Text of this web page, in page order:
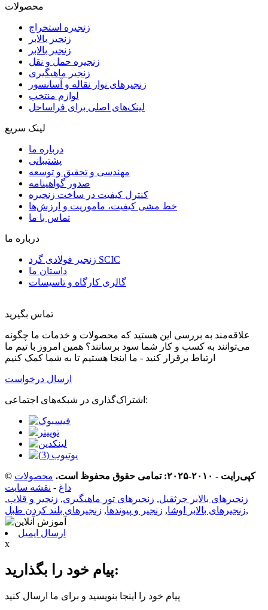
محصولات
زنجیره استخراج
زنجیر بالابر
زنجیر بالابر
زنجیره حمل و نقل
زنجیر ماهیگیری
زنجیرهای نوار نقاله و آسانسور
لوازم منتخب
لینک‌های اصلی برای فراساحل
لینک سریع
درباره ما
پشتیبانی
مهندسی و تحقیق و توسعه
صدور گواهینامه
کنترل کیفیت در ساخت زنجیره
خط مشی کیفیت، ماموریت و ارزش‌ها
تماس با ما
درباره ما
زنجیر فولادی گرد SCIC
داستان ما
گالری کارگاه و تاسیسات
تماس بگیرید
علاقه‌مند به بررسی این هستید که محصولات و خدمات ما چگونه
می‌توانند به کسب و کار شما سود برسانند؟ همین امروز با تیم ما
ارتباط برقرار کنید - ما اینجا هستیم تا به شما کمک کنیم
ارسال درخواست
اشتراک‌گذاری در شبکه‌های اجتماعی:
© کپی‌رایت - ۲۰۱۰-۲۰۲۵: تمامی حقوق محفوظ است.
محصولات
داغ - نقشه سایت
زنجیرهای بالابر جرثقیل, زنجیرهای تور ماهیگیری, زنجیر و قلاب,
زنجیرهای بالابر اوشا, زنجیر و پیوندها, زنجیرهای بلند کردن طبل ,
ارسال ایمیل
x
پیام خود را بگذارید:
پیام خود را اینجا بنویسید و برای ما ارسال کنید